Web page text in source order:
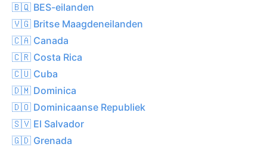
🇧🇶 BES-eilanden
🇻🇬 Britse Maagdeneilanden
🇨🇦 Canada
🇨🇷 Costa Rica
🇨🇺 Cuba
🇩🇲 Dominica
🇩🇴 Dominicaanse Republiek
🇸🇻 El Salvador
🇬🇩 Grenada